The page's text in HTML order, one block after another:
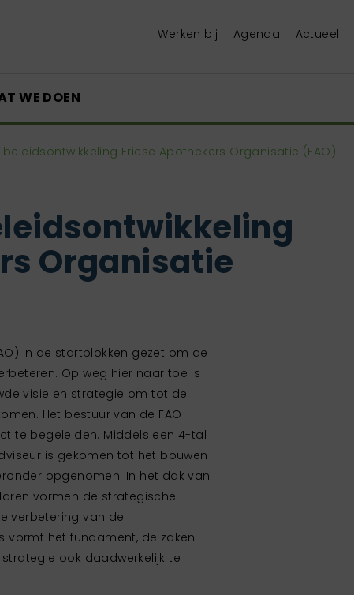
Werken bij Agenda Actueel
WE DOEN
Friese Apothekers Organisatie (FAO)
Organisatie
in de startblokken gezet om de
Op weg hier naar toe is
visie en strategie om tot de
Het bestuur van de FAO
te begeleiden. Middels een 4-tal
is gekomen tot het bouwen
opgenomen. In het dak van
vormen de strategische
verbetering van de
vormt het fundament, de zaken
ook daadwerkelijk te